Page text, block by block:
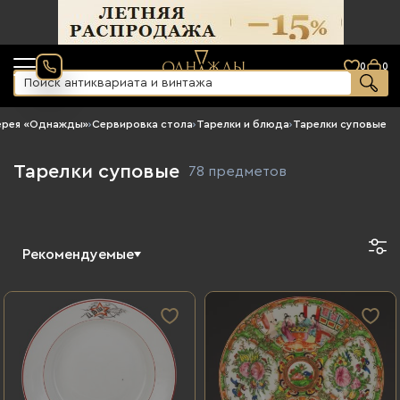
0 0
«Однажды»›Сервировка стола›Тарелки и блюда›Тарелки суповые
Тарелки суповые 78 предметов
Рекомендуемые
Новинки
По возрастанию цены
Сначала старые